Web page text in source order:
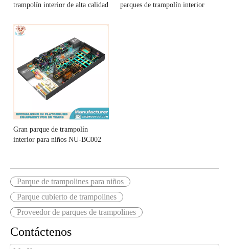
trampolín interior de alta calidad
parques de trampolín interior
Gran parque de trampolín
interior para niños NU-BC002
Parque de trampolines para niños
Parque cubierto de trampolines
Proveedor de parques de trampolines
Contáctenos